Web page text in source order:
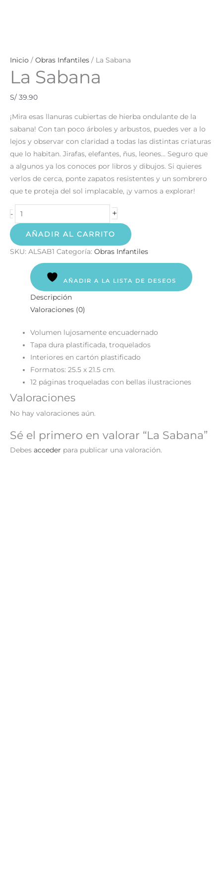
Inicio / Obras Infantiles / La Sabana
La Sabana
S/ 39.90
¡Mira esas llanuras cubiertas de hierba ondulante de la
sabana! Con tan poco árboles y arbustos, puedes ver a lo
lejos y observar con claridad a todas las distintas criaturas
que lo habitan. Jirafas, elefantes, ñus, leones… Seguro que
a algunos ya los conoces por libros y dibujos. Si quieres
verlos de cerca, ponte zapatos resistentes y un sombrero
que te proteja del sol implacable, ¡y vamos a explorar!
- +
AÑADIR AL CARRITO
SKU: ALSAB1 Categoría: Obras Infantiles
AÑADIR A LA LISTA DE DESEOS
Descripción
Valoraciones (0)
Volumen lujosamente encuadernado
Tapa dura plastificada, troquelados
Interiores en cartón plastificado
Formatos: 25.5 x 21.5 cm.
12 páginas troqueladas con bellas ilustraciones
Valoraciones
No hay valoraciones aún.
Sé el primero en valorar “La Sabana”
Debes acceder para publicar una valoración.